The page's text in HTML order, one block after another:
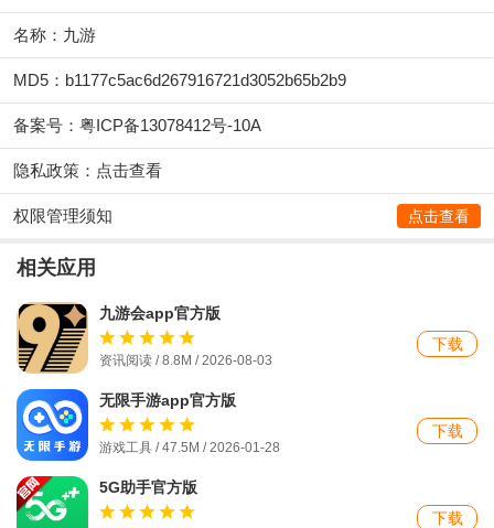
名称：九游
MD5：b1177c5ac6d267916721d3052b65b2b9
备案号：粤ICP备13078412号-10A
隐私政策： 点击查看
权限管理须知 点击查看
相关应用
九游会app官方版
资讯阅读 / 8.8M / 2026-08-03
下载
无限手游app官方版
游戏工具 / 47.5M / 2026-01-28
下载
5G助手官方版
下载